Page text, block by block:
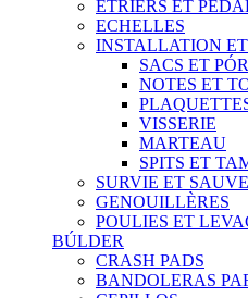
ÉTRIERS ET
ECHELLES
INSTALLATION
SACS ET
NOTES ET
VISSERIE
MARTEAU
SPITS ET
SURVIE ET
GENOUILLÈRES
POULIES ET
BÚLDER
CRASH PADS
BANDOLERAS